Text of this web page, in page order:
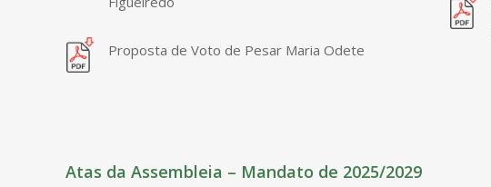
Proposta de Voto de Pesar Maria Odete
Atas da Assembleia – Mandato de 2025/2029